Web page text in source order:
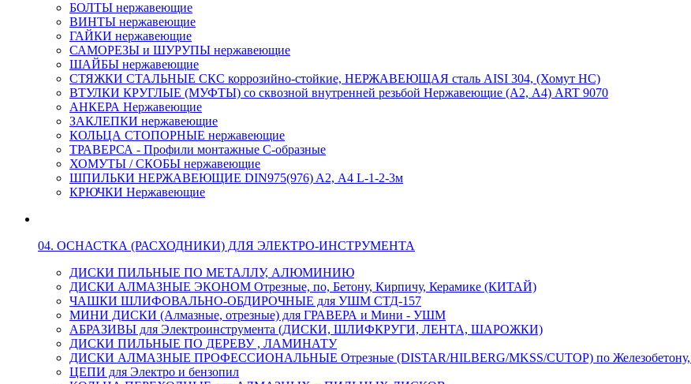
БОЛТЫ нержавеющие
ВИНТЫ нержавеющие
ГАЙКИ нержавеющие
САМОРЕЗЫ и ШУРУПЫ нержавеющие
ШАЙБЫ нержавеющие
СТЯЖКИ СТАЛЬНЫЕ СКС коррозийно-стойкие, НЕРЖАВЕЮЩАЯ сталь AISI 304, (Хомут НС)
ВТУЛКИ КРУГЛЫЕ (МУФТЫ) со сквозной внутренней резьбой Нержавеющие (А2, А4) ART 9070
АНКЕРА Нержавеющие
ЗАКЛЕПКИ нержавеющие
КОЛЬЦА СТОПОРНЫЕ нержавеющие
ТРАВЕРСА - Профили монтажные С-образные
ХОМУТЫ / СКОБЫ нержавеющие
ШПИЛЬКИ НЕРЖАВЕЮЩИЕ DIN975(976) A2, А4 L-1-2-3м
КРЮЧКИ Нержавеющие
04. ОСНАСТКА (РАСХОДНИКИ) ДЛЯ ЭЛЕКТРО-ИНСТРУМЕНТА
ДИСКИ ПИЛЬНЫЕ ПО МЕТАЛЛУ, АЛЮМИНИЮ
ДИСКИ АЛМАЗНЫЕ ЭКОНОМ Отрезные, по, Бетону, Кирпичу, Керамике (КИТАЙ)
ЧАШКИ ШЛИФОВАЛЬНО-ОБДИРОЧНЫЕ для УШМ СТД-157
МИНИ ДИСКИ (Алмазные, отрезные) для ГРАВЕРА и Мини - УШМ
АБРАЗИВЫ для Электроинструмента (ДИСКИ, ШЛИФКРУГИ, ЛЕНТА, ШАРОЖКИ)
ДИСКИ ПИЛЬНЫЕ ПО ДЕРЕВУ , ЛАМИНАТУ
ДИСКИ АЛМАЗНЫЕ ПРОФЕССИОНАЛЬНЫЕ Отрезные (DISTAR/HILBERG/MKSS/CUTOP) по Железобетону,
ЦЕПИ для Электро и бензопил